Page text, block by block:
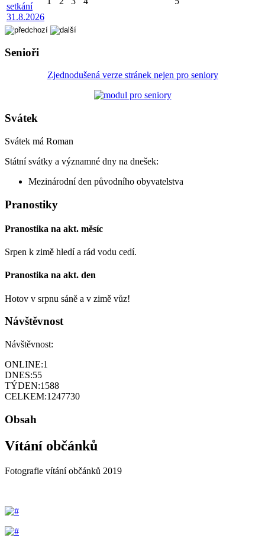
setkání
31.8.2026
Senioři
Zjednodušená verze stránek nejen pro seniory
Svátek
Svátek má Roman
Státní svátky a významné dny na dnešek:
Mezinárodní den původního obyvatelstva
Pranostiky
Pranostika na akt. měsíc
Srpen k zimě hledí a rád vodu cedí.
Pranostika na akt. den
Hotov v srpnu sáně a v zimě vůz!
Návštěvnost
Návštěvnost:
ONLINE:1
DNES:55
TÝDEN:1588
CELKEM:1247730
Obsah
Vítání občánků
Fotografie vítání občánků 2019